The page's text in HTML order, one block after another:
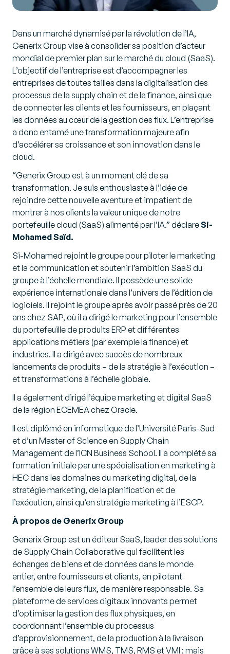
Dans un marché dynamisé par la révolution de l’IA,
Generix Group vise à consolider sa position d’acteur
mondial de premier plan sur le marché du cloud (SaaS).
L’objectif de l’entreprise est d’accompagner les
entreprises de toutes tailles dans la digitalisation des
processus de la supply chain et de la finance, ainsi que
de connecter les clients et les fournisseurs, en plaçant
les données au cœur de la gestion des flux. L’entreprise
a donc entamé une transformation majeure afin
d’accélérer sa croissance et son innovation dans le
cloud.
“Generix Group est à un moment clé de sa
transformation. Je suis enthousiaste à l’idée de
rejoindre cette nouvelle aventure et impatient de
montrer à nos clients la valeur unique de notre
portefeuille cloud (SaaS) alimenté par l’IA.” déclareSi-
Mohamed Saïd.
Si-Mohamed rejoint le groupe pour piloter le marketing
et la communication et soutenir l’ambition SaaS du
groupe à l’échelle mondiale. Il possède une solide
expérience internationale dans l’univers de l’édition de
logiciels. Il rejoint le groupe après avoir passé près de 20
ans chez SAP, où il a dirigé le marketing pour l’ensemble
du portefeuille de produits ERP et différentes
applications métiers (par exemple la finance) et
industries. Il a dirigé avec succès de nombreux
lancements de produits – de la stratégie à l’exécution –
et transformations à l’échelle globale.
Il a également dirigé l’équipe marketing et digital SaaS
de la région ECEMEA chez Oracle.
Il est diplômé en informatique de l’Université Paris-Sud
et d’un Master of Science en Supply Chain
Management de l’ICN Business School. Il a complété sa
formation initiale par une spécialisation en marketing à
HEC dans les domaines du marketing digital, de la
stratégie marketing, de la planification et de
l’exécution, ainsi qu’en stratégie marketing à l’ESCP.
À propos de Generix Group
Generix Group est un éditeur SaaS, leader des solutions
de Supply Chain Collaborative qui facilitent les
échanges de biens et de données dans le monde
entier, entre fournisseurs et clients, en pilotant
l’ensemble de leurs flux, de manière responsable. Sa
plateforme de services digitaux innovants permet
d’optimiser la gestion des flux physiques, en
coordonnant l’ensemble du processus
d’approvisionnement, de la production à la livraison
grâce à ses solutions WMS, TMS, RMS et VMI ; mais